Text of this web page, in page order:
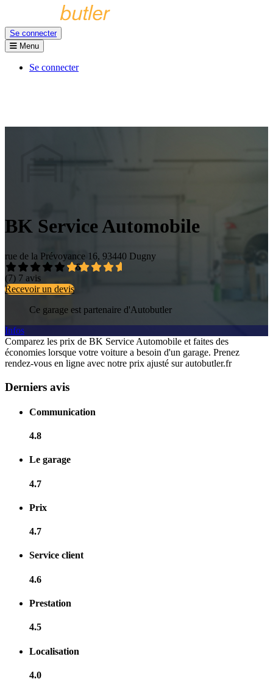
Se connecter
Menu
Se connecter
BK Service Automobile
rue de la Prévoyance 16, 93440 Dugny
4,6
(7) 7 avis
Recevoir un devis
Ce garage est partenaire d'Autobutler
Infos
Comparez les prix de BK Service Automobile et faites des
économies lorsque votre voiture a besoin d'un garage. Prenez
rendez-vous en ligne avec notre prix ajusté sur autobutler.fr
Derniers avis
Communication
4.8
Le garage
4.7
Prix
4.7
Service client
4.6
Prestation
4.5
Localisation
4.0